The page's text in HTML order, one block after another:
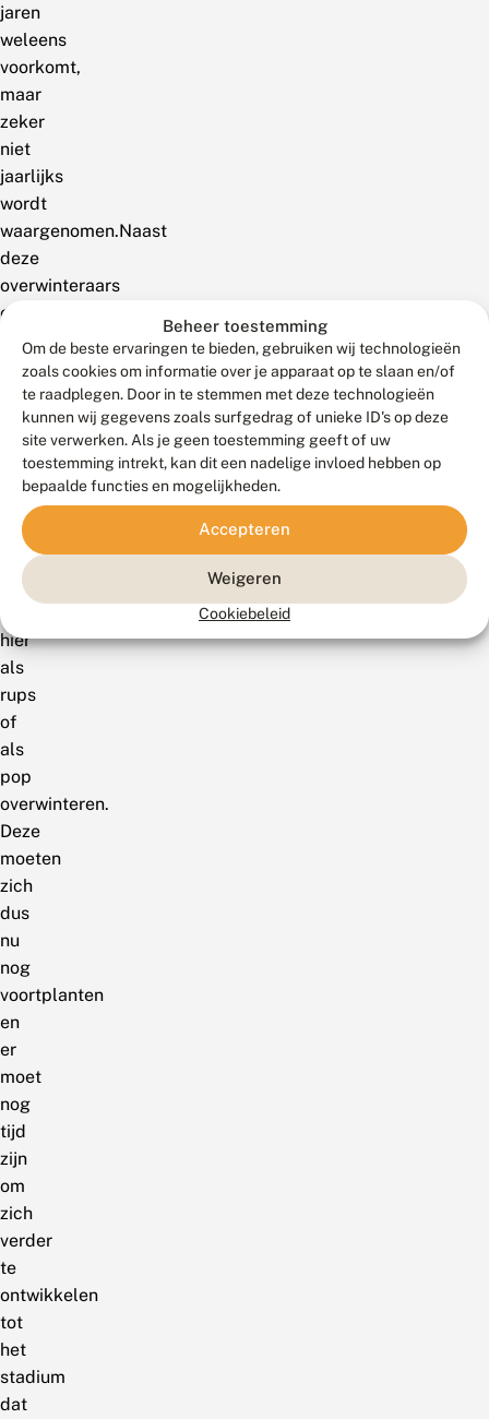
Beheer toestemming
Om de beste ervaringen te bieden, gebruiken wij technologieën
zoals cookies om informatie over je apparaat op te slaan en/of
te raadplegen. Door in te stemmen met deze technologieën
kunnen wij gegevens zoals surfgedrag of unieke ID's op deze
site verwerken. Als je geen toestemming geeft of uw
toestemming intrekt, kan dit een nadelige invloed hebben op
bepaalde functies en mogelijkheden.
Accepteren
Weigeren
Cookiebeleid
jaren
weleens
voorkomt,
maar
zeker
niet
jaarlijks
wordt
waargenomen.Naast
deze
overwinteraars
en
trekkers
zijn
ook
nog
veel
vlinders
aanwezig
soorten
hier
als
rups
of
als
pop
overwinteren.
Deze
moeten
zich
dus
nu
nog
voortplanten
en
er
moet
nog
tijd
zijn
om
zich
verder
te
ontwikkelen
tot
het
stadium
dat